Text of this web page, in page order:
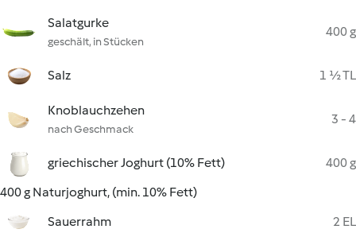
Salatgurke
geschält, in Stücken
400 g
Salz 1 ½ TL
Knoblauchzehen
nach Geschmack
3 - 4
griechischer Joghurt (10% Fett)
400 g
400 g Naturjoghurt, (min. 10% Fett)
Sauerrahm
2 EL